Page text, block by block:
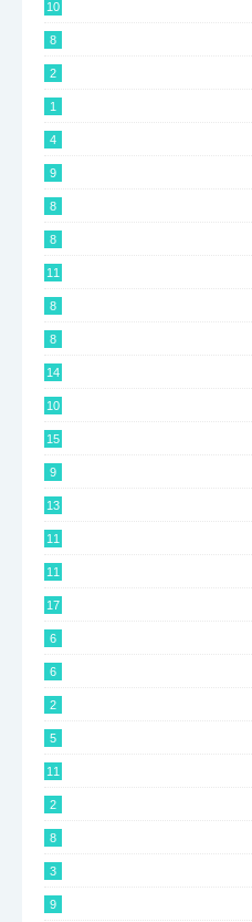
10
8
2
1
4
9
8
8
11
8
8
14
10
15
9
13
11
11
17
6
6
2
5
11
2
8
3
9